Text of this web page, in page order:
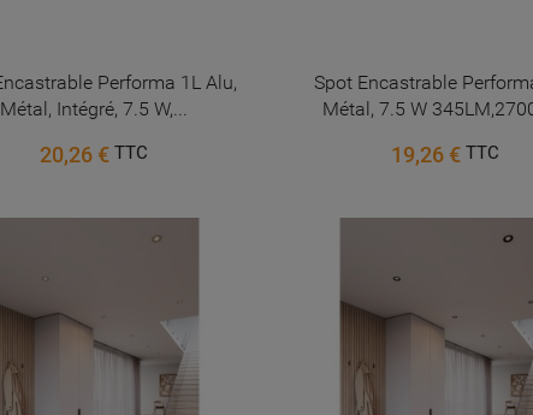
Performa 1L Alu,
Métal, Intégré, 7.5 W,...
20,26 € TTC
Spot Encastrable
Métal, 7.5 W
19,26 €TTC